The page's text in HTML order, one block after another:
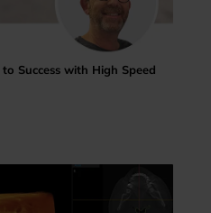
Success with High Speed